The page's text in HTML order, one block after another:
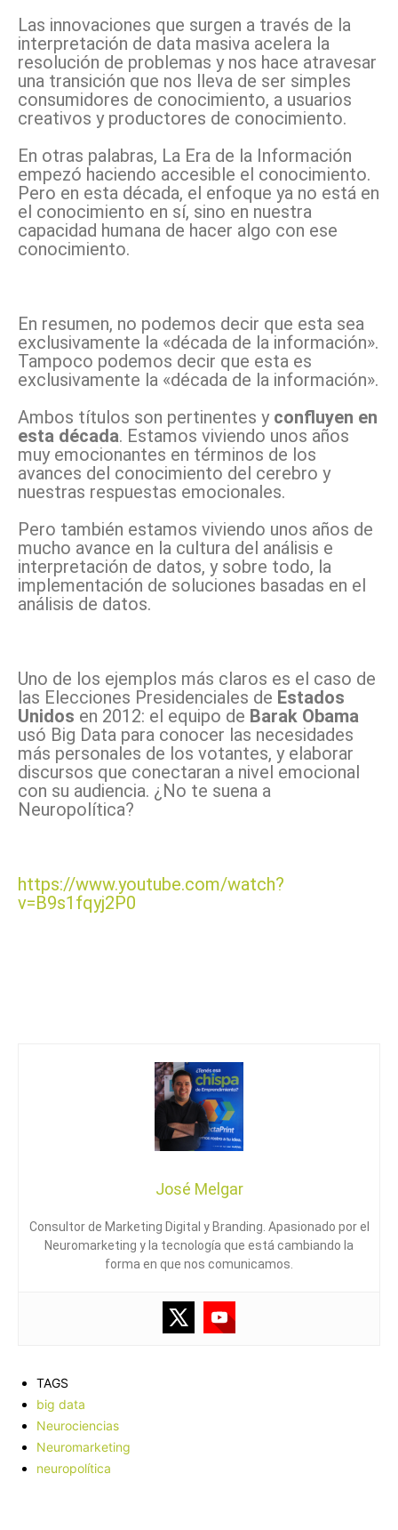
Las innovaciones que surgen a través de la
interpretación de data masiva acelera la
resolución de problemas y nos hace atravesar
una transición que nos lleva de ser simples
consumidores de conocimiento, a usuarios
creativos y productores de conocimiento.
En otras palabras, La Era de la Información
empezó haciendo accesible el conocimiento.
Pero en esta década, el enfoque ya no está en
el conocimiento en sí, sino en nuestra
capacidad humana de hacer algo con ese
conocimiento.
En resumen, no podemos decir que esta sea
exclusivamente la «década de la información».
Tampoco podemos decir que esta es
exclusivamente la «década de la información».
Ambos títulos son pertinentes y confluyen en
esta década. Estamos viviendo unos años
muy emocionantes en términos de los
avances del conocimiento del cerebro y
nuestras respuestas emocionales.
Pero también estamos viviendo unos años de
mucho avance en la cultura del análisis e
interpretación de datos, y sobre todo, la
implementación de soluciones basadas en el
análisis de datos.
Uno de los ejemplos más claros es el caso de
las Elecciones Presidenciales de Estados
Unidos en 2012: el equipo de Barak Obama
usó Big Data para conocer las necesidades
más personales de los votantes, y elaborar
discursos que conectaran a nivel emocional
con su audiencia. ¿No te suena a
Neuropolítica?
https://www.youtube.com/watch?
v=B9s1fqyj2P0
José Melgar
Consultor de Marketing Digital y Branding. Apasionado por el
Neuromarketing y la tecnología que está cambiando la
forma en que nos comunicamos.
TAGS
big data
Neurociencias
Neuromarketing
neuropolítica